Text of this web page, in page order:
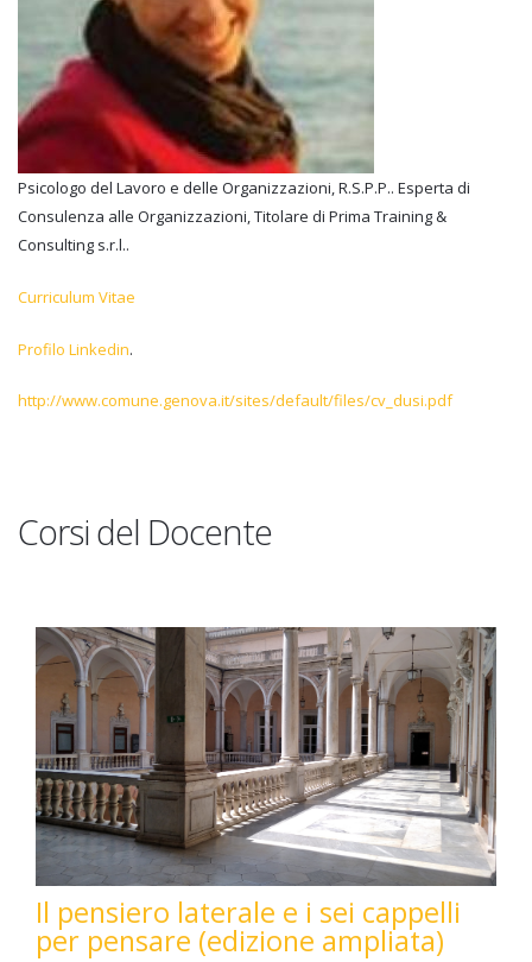
Psicologo del Lavoro e delle Organizzazioni, R.S.P.P.. Esperta di
Consulenza alle Organizzazioni, Titolare di Prima Training &
Consulting s.r.l..
Curriculum Vitae
Profilo Linkedin.
http://www.comune.genova.it/sites/default/files/cv_dusi.pdf
Corsi del Docente
Il pensiero laterale e i sei cappelli
per pensare (edizione ampliata)